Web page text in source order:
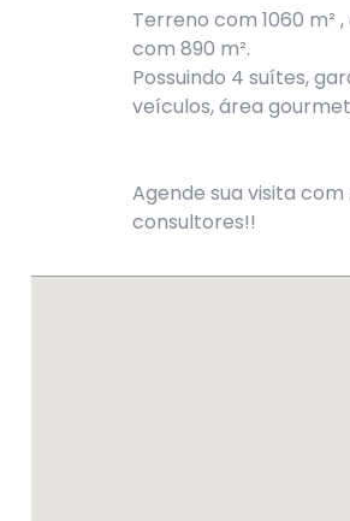
Terreno com 1060 m²
com 890 m².
Possuindo 4 suítes,
veículos, área
Agende sua visita com
consultores!!